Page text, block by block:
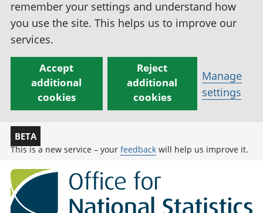
remember your settings and understand how
you use the site. This helps us to improve our
services.
Accept
additional
cookies
Reject
additional
cookies
Manage
settings
BETA
This is a new service – your feedback will help us improve it.